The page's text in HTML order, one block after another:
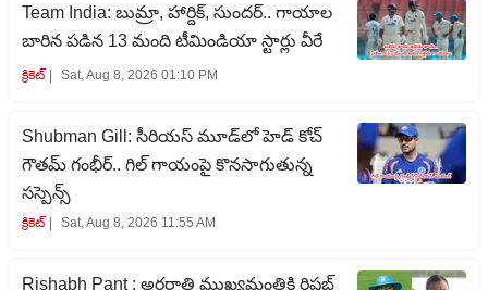
Team India: బుమ్రా, హార్దిక్, సుందర్.. గాయాల
బారిన పడిన 13 మంది టీమిండియా స్టార్లు వీరే
క్రికెట్‌ Sat, Aug 8, 2026 01:10 PM
Shubman Gill: సీరియస్ మూడ్‌లో హెడ్ కోచ్
గౌతమ్ గంభీర్.. గిల్ గాయంపై కొనసాగుతున్న
సస్పెన్స్
క్రికెట్‌ Sat, Aug 8, 2026 11:55 AM
Rishabh Pant : అర్ధరాత్రి ముఖ్యమంత్రికి రిషబ్